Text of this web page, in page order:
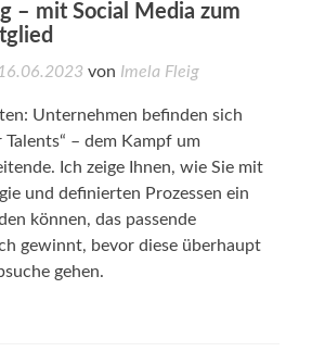
– mit Social Media zum
16.06.2023 von Imela Fleig
Unternehmen befinden sich
– dem Kampf um
Ich zeige Ihnen, wie Sie mit
und definierten Prozessen ein
können, das passende
gewinnt, bevor diese überhaupt
gehen.